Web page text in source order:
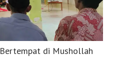
Bertempat di Mushollah